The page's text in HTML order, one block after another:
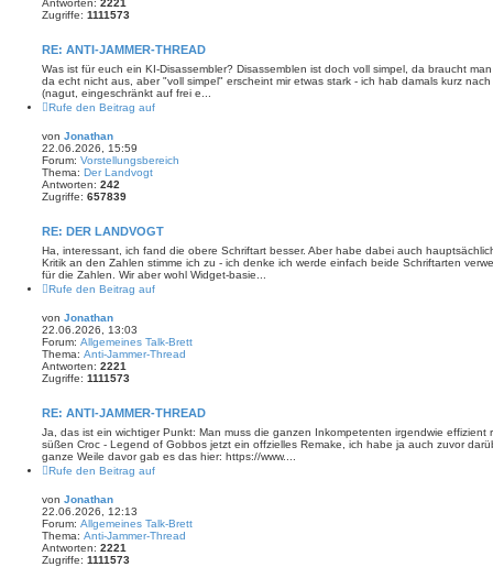
Antworten: 2221
Zugriffe: 1111573
RE: ANTI-JAMMER-THREAD
Was ist für euch ein KI-Disassembler? Disassemblen ist doch voll simpel, da braucht
da echt nicht aus, aber "voll simpel" erscheint mir etwas stark - ich hab damals kurz
(nagut, eingeschränkt auf frei e...
Rufe den Beitrag auf
von Jonathan
22.06.2026, 15:59
Forum: Vorstellungsbereich
Thema: Der Landvogt
Antworten: 242
Zugriffe: 657839
RE: DER LANDVOGT
Ha, interessant, ich fand die obere Schriftart besser. Aber habe dabei auch
Kritik an den Zahlen stimme ich zu - ich denke ich werde einfach beide Schriftarten
für die Zahlen. Wir aber wohl Widget-basie...
Rufe den Beitrag auf
von Jonathan
22.06.2026, 13:03
Forum: Allgemeines Talk-Brett
Thema: Anti-Jammer-Thread
Antworten: 2221
Zugriffe: 1111573
RE: ANTI-JAMMER-THREAD
Ja, das ist ein wichtiger Punkt: Man muss die ganzen Inkompetenten irgendwie effizient
süßen Croc - Legend of Gobbos jetzt ein offzielles Remake, ich habe ja auch zuvor
ganze Weile davor gab es das hier: https://www....
Rufe den Beitrag auf
von Jonathan
22.06.2026, 12:13
Forum: Allgemeines Talk-Brett
Thema: Anti-Jammer-Thread
Antworten: 2221
Zugriffe: 1111573